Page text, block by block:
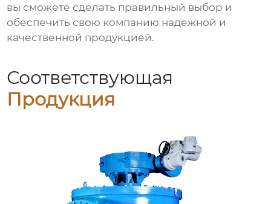
вы сможете сделать правильный выбор и
обеспечить свою компанию надежной и
качественной продукцией.
Соответствующая
Продукция